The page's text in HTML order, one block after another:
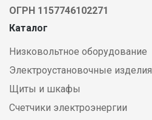
ОГРН 1157746102271
Каталог
Низковольтное оборудование
Электроустановочные изделия
Щиты и шкафы
Счетчики электроэнергии